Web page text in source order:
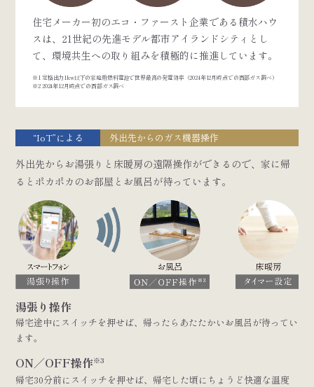
住宅メーカー初のエコ・ファースト企業である積水ハウ
スは、21世紀の先進モデル都市アイランドシティとし
て、環境共生への取り組みを積極的に推進しています。
※1 定格出力1kw以下の家庭用燃料電池で世界最高の発電効率（2024年12月時点での西部ガス調べ）
※2 2024年12月時点での西部ガス調べ
“IoT”による 外出先からのガス機器操作
外出先からお湯張りと床暖房の遠隔操作ができるので、家に帰
るとポカポカのお部屋とお風呂が待っています。
湯張り操作
帰宅途中にスイッチを押せば、帰ったらあたたかいお風呂が待ってい
ます。
ON／OFF操作※3
帰宅30分前にスイッチを押せば、帰宅した頃にちょうど快適な温度